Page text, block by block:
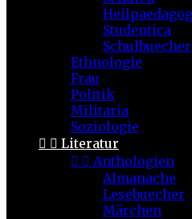
Studentica
Schulbuecher
Ethnologie
Frau
Politik
Militaria
Soziologie
  Literatur
  Anthologien
Almanache
Lesebuecher
Märchen